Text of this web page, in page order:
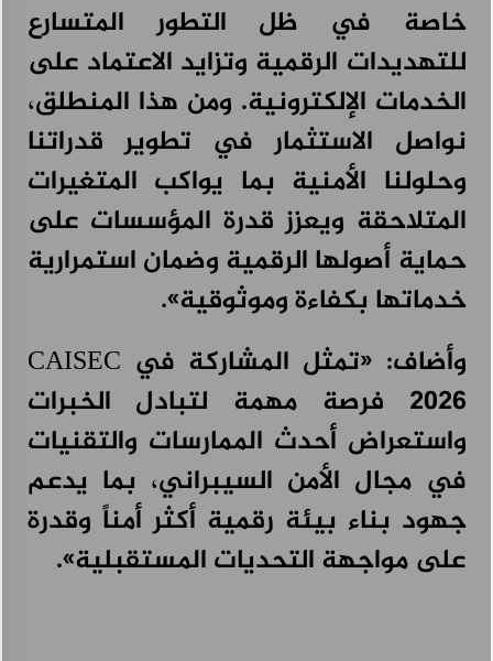
خاصة في ظل التطور المتسارع
للتهديدات الرقمية وتزايد الاعتماد على
الخدمات الإلكترونية. ومن هذا المنطلق،
نواصل الاستثمار في تطوير قدراتنا
وحلولنا الأمنية بما يواكب المتغيرات
المتلاحقة ويعزز قدرة المؤسسات على
حماية أصولها الرقمية وضمان استمرارية
خدماتها بكفاءة وموثوقية».
وأضاف: «تمثل المشاركة في CAISEC
2026 فرصة مهمة لتبادل الخبرات
واستعراض أحدث الممارسات والتقنيات
في مجال الأمن السيبراني، بما يدعم
جهود بناء بيئة رقمية أكثر أمناً وقدرة
على مواجهة التحديات المستقبلية».